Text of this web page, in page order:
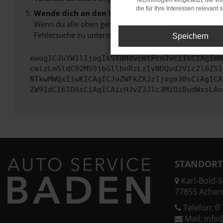
Wende dich an den Webseitenbetreiber.
Wenn du alle oben genannten Schritte versucht hast,
Fehlersuche zu unterstützen:
Karl-Bold-
77855
Telefon: 0
Mail:
die für Ihre Interessen relevant
Speichern